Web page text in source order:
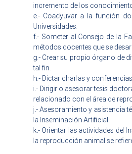
incremento de los
e.- Coadyuvar a la función
Universidades.
f.- Someter al Consejo de la
métodos docentes que se
g.- Crear su propio órgano de
tal fin.
h.- Dictar charlas y
i.- Dirigir o asesorar tesis
relacionado con el área de
j.- Asesoramiento y asistencia
la Inseminación Artificial.
k.- Orientar las actividades del
la reproducción animal se